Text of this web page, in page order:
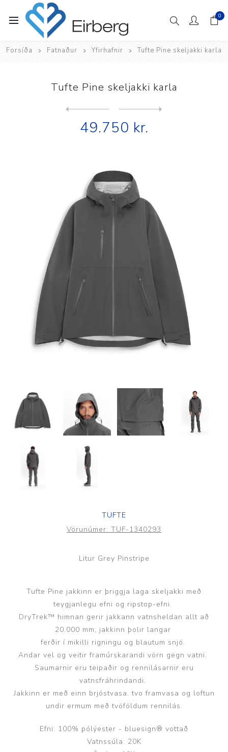
0
Forsíða Fatnaður Yfirhafnir Tufte Pine skeljakki karla
Tufte Pine skeljakki karla
49.750 kr.
TUFTE
Vörunúmer: TUF-1340293
Litur Grey Pinstripe
Tufte Pine jakkinn er þriggja laga skeljakki með
teygjanlegu efni og ripstop-efni.
DryTrek™ himnan gerir jakkann vatnsheldan allt að
20.000 mm; jakkinn þolir langar
ferðir í mikilli rigningu og blautum snjó.
Andar vel og veitir framúrskarandi vörn gegn vatni.
Saumarnir eru teipaðir og rennilásarnir eru
vatnsfráhrindandi.
Jakkinn er með einn brjóstvasa, tvo framvasa og loftun
undir ermum með tvöföldum rennilás.
Efni: 100% pólýester - bluesign® vottað
Vatnssúla: 20K